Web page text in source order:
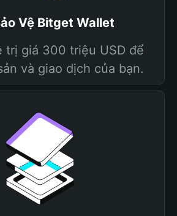
Vệ Bitget Wallet
trị giá 300 triệu USD để
và giao dịch của bạn.